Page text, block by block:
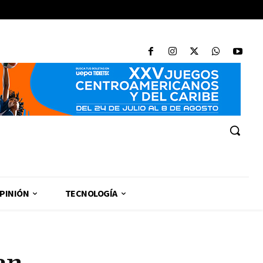
TECNOLOGÍA